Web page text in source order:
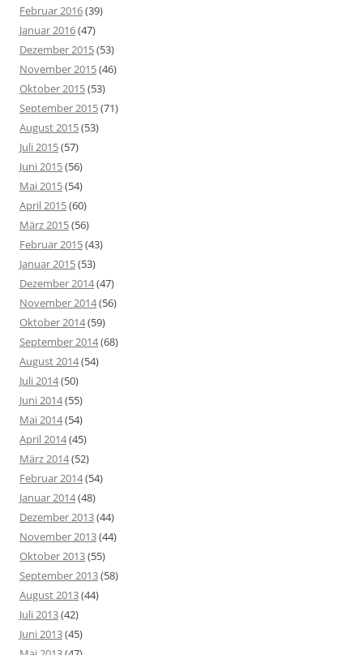
Februar 2016(39)
Januar 2016(47)
Dezember 2015(53)
November 2015(46)
Oktober 2015(53)
September 2015(71)
August 2015(53)
Juli 2015(57)
Juni 2015(56)
Mai 2015(54)
April 2015(60)
März 2015(56)
Februar 2015(43)
Januar 2015(53)
Dezember 2014(47)
November 2014(56)
Oktober 2014(59)
September 2014(68)
August 2014(54)
Juli 2014(50)
Juni 2014(55)
Mai 2014(54)
April 2014(45)
März 2014(52)
Februar 2014(54)
Januar 2014(48)
Dezember 2013(44)
November 2013(44)
Oktober 2013(55)
September 2013(58)
August 2013(44)
Juli 2013(42)
Juni 2013(45)